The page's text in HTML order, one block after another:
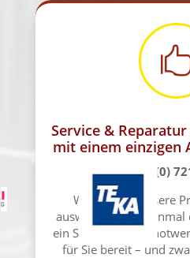
Service &
mit einem einzigen
Tel.: +49 (0)
Wir kennen unsere
auswendig. Falls
ein Serviceeinsatz
für Sie bereit – und